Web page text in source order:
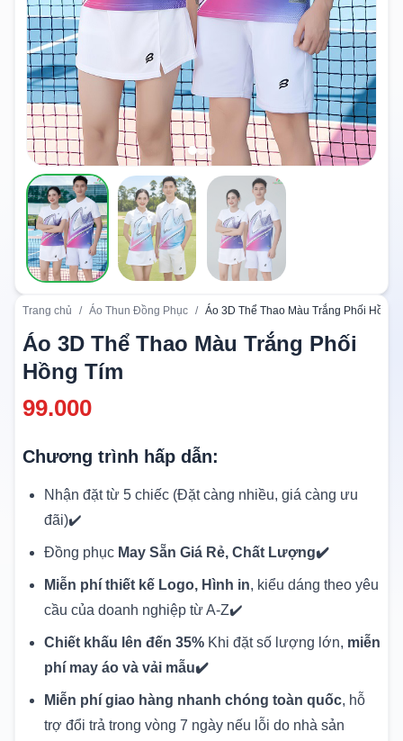
Trang chủ / Áo Thun Đồng Phục / Áo 3D Thể Thao Màu Trắng Phối Hồng
Áo 3D Thể Thao Màu Trắng Phối
Hồng Tím
99.000
Chương trình hấp dẫn:
Nhận đặt từ 5 chiếc (Đặt càng nhiều, giá càng ưu
đãi)✔️
Đồng phục May Sẵn Giá Rẻ, Chất Lượng✔️
Miễn phí thiết kế Logo, Hình in, kiểu dáng theo yêu
cầu của doanh nghiệp từ A-Z✔️
Chiết khấu lên đến 35% Khi đặt số lượng lớn, miễn
phí may áo và vải mẫu✔️
Miễn phí giao hàng nhanh chóng toàn quốc, hỗ
trợ đổi trả trong vòng 7 ngày nếu lỗi do nhà sản